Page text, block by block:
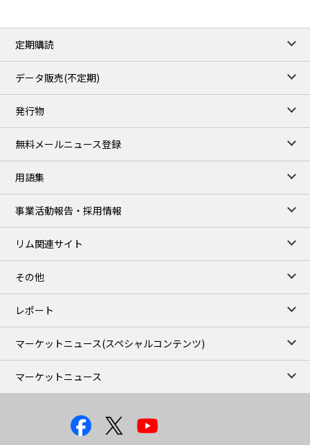
定期購読
データ販売(不定期)
発行物
無料メールニュース登録
用語集
事業活動報告・採用情報
リム関連サイト
その他
レポート
マーケットニュース(スペシャルコンテンツ)
マーケットニュース